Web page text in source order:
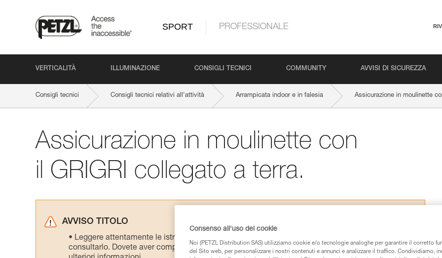
SPORT PROFESSIONALE
VERTICALITÀ ILLUMINAZIONE CONSIGLI TECNICI COMMUNITY AVVISI DI SICUREZZA
Consigli tecnici Consigli tecnici relativi all'attività Arrampicata indoor e in falesia Assicurazione in moulinette
Assicurazione in moulinette con
il GRIGRI collegato a terra.
AVVISO TITOLO
Leggere attentamente le istruzioni tecniche dei prodotti utilizzati in questo consiglio prima di
consultarlo. Dovete aver compreso le informazioni dell’istruzione tecnica per poter capire queste
Consenso all'uso dei cookie
Noi (PETZL Distribution SAS) utilizziamo cookie e/o tecnologie analoghe per garantire il corretto
del Sito web, per personalizzare i nostri contenuti e annunci e analizzare il traffico. Condividiamo,